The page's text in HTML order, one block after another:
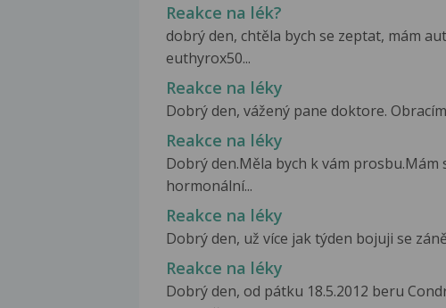
Reakce na lék?
dobrý den, chtěla bych se zeptat, mám
euthyrox50...
Reakce na léky
Dobrý den, vážený pane doktore.
Reakce na léky
Dobrý den.Měla bych k vám prosbu.Mám
hormonální...
Reakce na léky
Dobrý den, už více jak týden bojuji se
Reakce na léky
Dobrý den, od pátku 18.5.2012 beru